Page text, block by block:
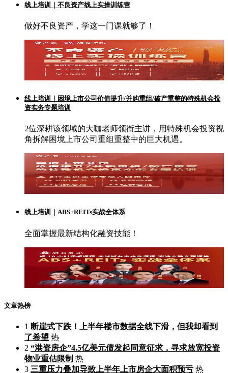
线上培训｜不良资产线上实操训练营
做好不良资产，学这一门课就够了！
线上培训｜困境上市公司价值提升/并购重组/破产重整的特殊机会投
资实务专题培训
2位深耕该领域的大咖老师领衔主讲，用特殊机会投资视
角拆解困境上市公司重组重整中的巨大机遇。
线上培训｜ABS+REITs实战全体系
全面掌握最新结构化融资技能！
文章热榜
1 断崖式下跌！上半年楼市数据全线下滑，但我却看到
了希望 热
2 “港资房企”4.5亿美元债发起同意征求，寻求放宽投资
物业重估限制 热
3 三重压力叠加导致上半年上市房企大面积预亏 热